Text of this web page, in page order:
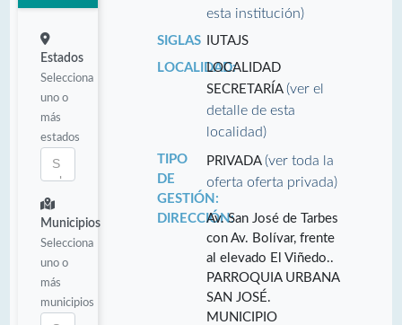
Estados
Selecciona
uno o
más
estados
Municipios
Selecciona
uno o
más
municipios
esta institución)
SIGLAS
IUTAJS
LOCALIDAD:LOCALIDAD
SECRETARÍA(ver el
detalle de esta
localidad)
TIPO
DE
GESTIÓN:
PRIVADA(ver toda la
oferta oferta privada)
DIRECCIÓN:Av. San José de Tarbes
con Av. Bolívar, frente
al elevado El Viñedo..
PARROQUIA URBANA
SAN JOSÉ.
MUNICIPIO